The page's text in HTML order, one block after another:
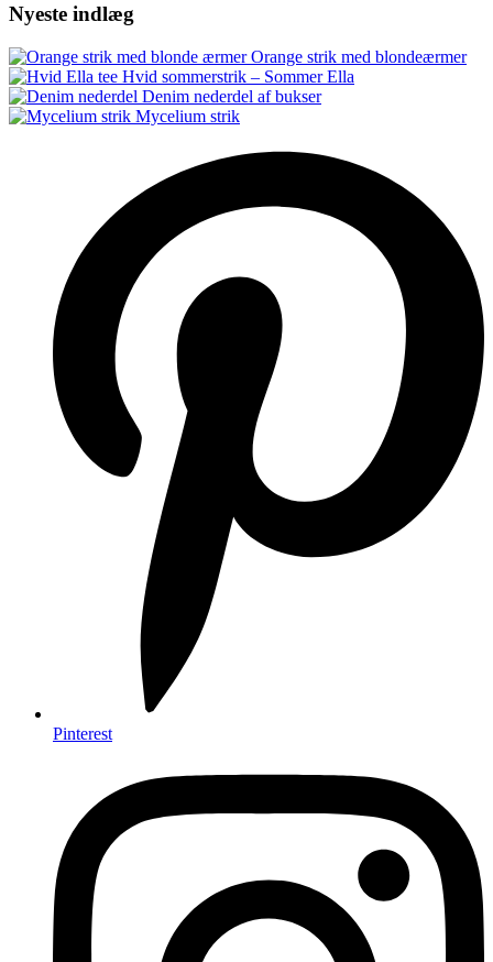
Nyeste indlæg
Orange strik med blondeærmer
Hvid sommerstrik – Sommer Ella
Denim nederdel af bukser
Mycelium strik
Pinterest